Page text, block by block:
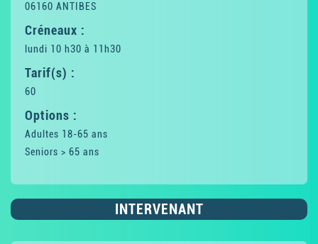
06160 ANTIBES
Créneaux :
lundi 10 h30 à 11h30
Tarif(s) :
60
Options :
Adultes 18-65 ans
Seniors > 65 ans
INTERVENANT